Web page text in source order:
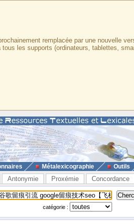
remplacée par une nouvelle
les supports (ordinateurs, tablettes,
Métalexicographie Outils
Antonymie Proxémie Concordance
catégorie :